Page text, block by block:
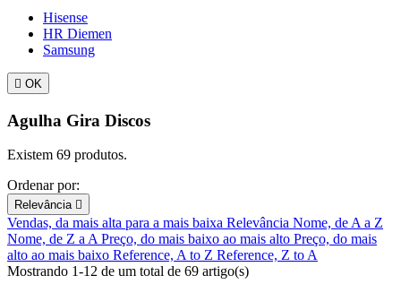
Hisense
HR Diemen
Samsung
 OK
Agulha Gira Discos
Existem 69 produtos.
Ordenar por:
Relevância 
Vendas, da mais alta para a mais baixa Relevância Nome, de A a Z
Nome, de Z a APreço, do mais baixo ao mais alto Preço, do mais
alto ao mais baixo Reference, A to Z Reference, Z to A
Mostrando 1-12 de um total de 69 artigo(s)